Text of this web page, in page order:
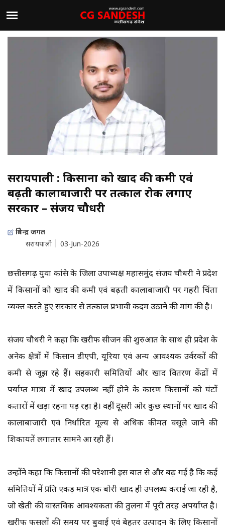
सरायपाली : किसानों को खाद की कमी एवं
बढ़ती कालाबाजारी पर तत्काल रोक लगाए
सरकार – संजय चौधरी
त्रिवेन्द्र जगत
सरायपाली
03-Jun-2026
छत्तीसगढ़ युवा कांग्रेस के जिला उपाध्यक्ष महासमुंद संजय चौधरी ने प्रदेश
में किसानों को खाद की कमी एवं बढ़ती कालाबाजारी पर गहरी चिंता
व्यक्त करते हुए सरकार से तत्काल प्रभावी कदम उठाने की मांग की है।
संजय चौधरी ने कहा कि खरीफ सीजन की शुरुआत के साथ ही प्रदेश के
अनेक क्षेत्रों में किसान डीएपी, यूरिया एवं अन्य आवश्यक उर्वरकों की
कमी से जूझ रहे हैं। सहकारी समितियों और खाद वितरण केंद्रों में
पर्याप्त मात्रा में खाद उपलब्ध नहीं होने के कारण किसानों को घंटों
कतारों में खड़ा रहना पड़ रहा है। वहीं दूसरी ओर कुछ स्थानों पर खाद की
कालाबाजारी एवं निर्धारित मूल्य से अधिक कीमत वसूले जाने की
शिकायतें लगातार सामने आ रही हैं।
उन्होंने कहा कि किसानों की परेशानी इस बात से और बढ़ गई है कि कई
समितियों में प्रति एकड़ मात्र एक बोरी खाद ही उपलब्ध कराई जा रही है,
जो खेती की वास्तविक आवश्यकता की तुलना में पूरी तरह अपर्याप्त है।
खरीफ फसलों की समय पर बुवाई एवं बेहतर उत्पादन के लिए किसानों